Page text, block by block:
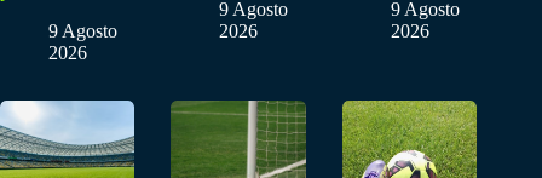
9 Agosto
2026
9 Agosto
2026
9 Agosto
2026